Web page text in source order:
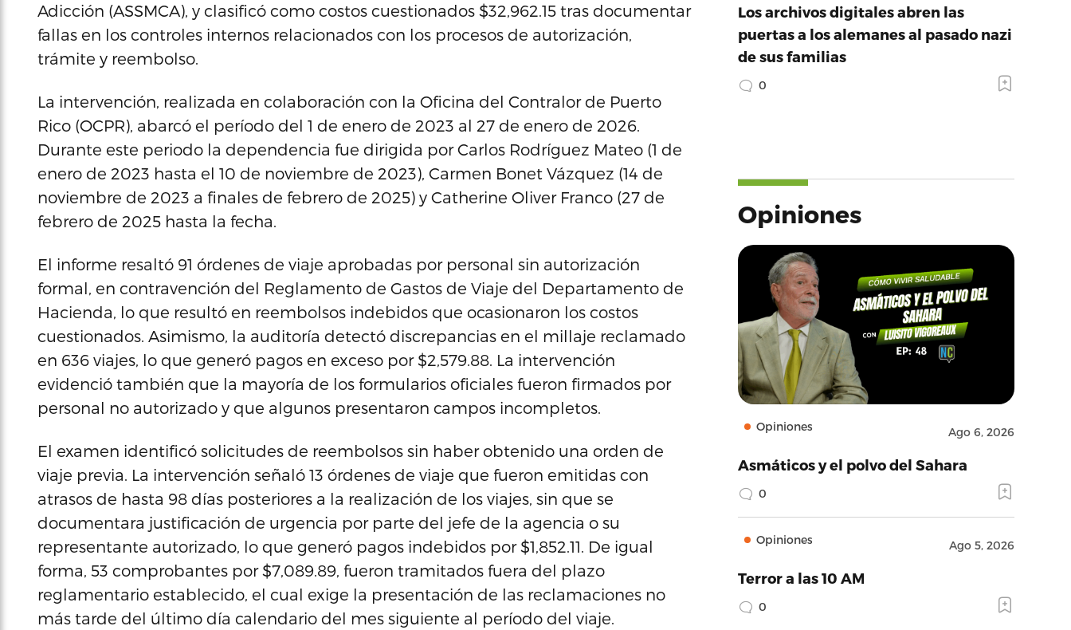
Adicción (ASSMCA), y clasificó como costos cuestionados $32,962.15 tras documentar
fallas en los controles internos relacionados con los procesos de autorización,
trámite y reembolso.
La intervención, realizada en colaboración con la Oficina del Contralor de Puerto
Rico (OCPR), abarcó el período del 1 de enero de 2023 al 27 de enero de 2026.
Durante este periodo la dependencia fue dirigida por Carlos Rodríguez Mateo (1 de
enero de 2023 hasta el 10 de noviembre de 2023), Carmen Bonet Vázquez (14 de
noviembre de 2023 a finales de febrero de 2025) y Catherine Oliver Franco (27 de
febrero de 2025 hasta la fecha.
El informe resaltó 91 órdenes de viaje aprobadas por personal sin autorización
formal, en contravención del Reglamento de Gastos de Viaje del Departamento de
Hacienda, lo que resultó en reembolsos indebidos que ocasionaron los costos
cuestionados. Asimismo, la auditoría detectó discrepancias en el millaje reclamado
en 636 viajes, lo que generó pagos en exceso por $2,579.88. La intervención
evidenció también que la mayoría de los formularios oficiales fueron firmados por
personal no autorizado y que algunos presentaron campos incompletos.
El examen identificó solicitudes de reembolsos sin haber obtenido una orden de
viaje previa. La intervención señaló 13 órdenes de viaje que fueron emitidas con
atrasos de hasta 98 días posteriores a la realización de los viajes, sin que se
documentara justificación de urgencia por parte del jefe de la agencia o su
representante autorizado, lo que generó pagos indebidos por $1,852.11. De igual
forma, 53 comprobantes por $7,089.89, fueron tramitados fuera del plazo
reglamentario establecido, el cual exige la presentación de las reclamaciones no
más tarde del último día calendario del mes siguiente al período del viaje.
Los archivos digitales abren las
puertas a los alemanes al pasado nazi
de sus familias
0
Opiniones
Opiniones Ago 6, 2026
Asmáticos y el polvo del Sahara
0
Opiniones Ago 5, 2026
Terror a las 10 AM
0